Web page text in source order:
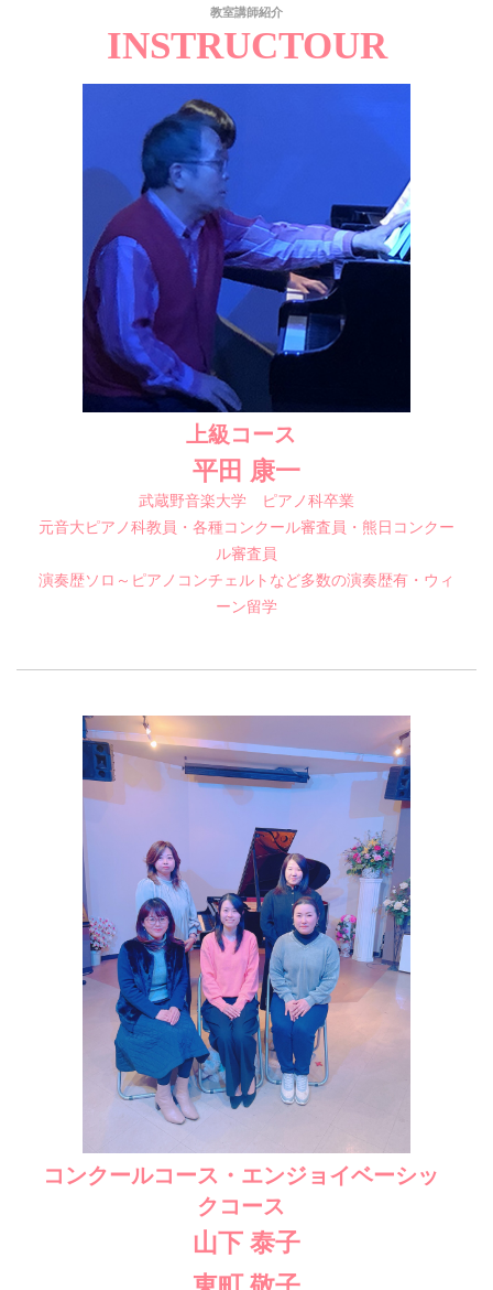
教室講師紹介
INSTRUCTOUR
上級コース
平田 康一
武蔵野音楽大学 ピアノ科卒業
元音大ピアノ科教員・各種コンクール審査員・熊日コンクー
ル審査員
演奏歴ソロ～ピアノコンチェルトなど多数の演奏歴有・ウィ
ーン留学
コンクールコース・エンジョイベーシッ
クコース
山下 泰子